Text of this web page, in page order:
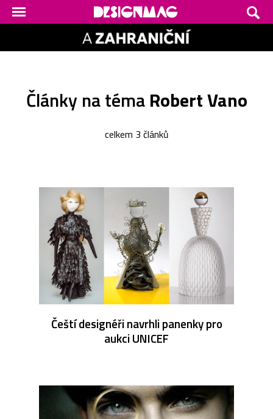
Články na témaRobert Vano
celkem 3 článků
Čeští designéři navrhli panenky pro
aukci UNICEF